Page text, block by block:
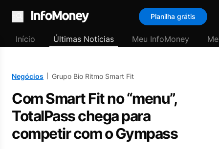
Menu
Planilha grátis
Início Últimas Notícias Meu InfoMoney
Negócios Grupo Bio Ritmo Smart Fit
Com Smart Fit no “menu”,
TotalPass chega para
competir com o Gympass